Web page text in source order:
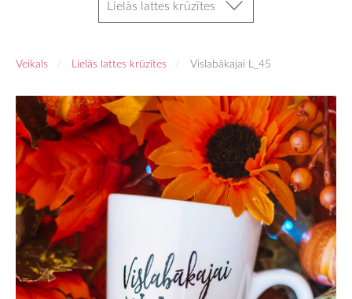
Lielās lattes krūzītes
Veikals Lielās lattes krūzītes Vislabākajai L_45